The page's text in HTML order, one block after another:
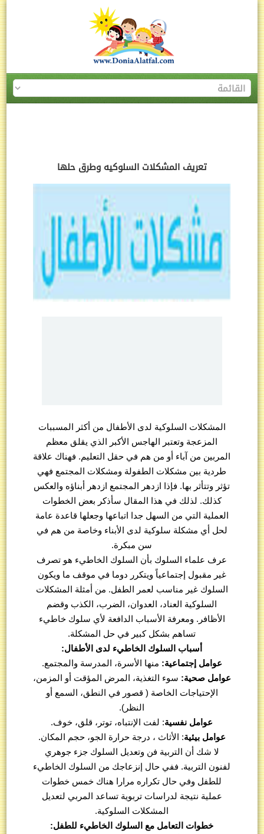
تعريف المشكلات السلوكيه وطرق حلها
المشكلات السلوكية لدى الأطفال من أكثر المسببات
المزعجة وتعتبر الهاجس الأكبر الذي يقلق معظم
المربين من آباء أو من هم في حقل التعليم. فهناك علاقة
طردية بين مشكلات الطفولة ومشكلات المجتمع فهي
تؤثر وتتأثر بها. فإذا ازدهر المجتمع ازدهر أبناؤه والعكس
كذلك. لذلك في هذا المقال سأذكر بعض الخطوات
العملية التي من السهل جدا اتباعها وجعلها قاعدة عامة
لحل أي مشكلة سلوكية لدى الأبناء وخاصة من هم في
سن مبكرة.
عرف علماء السلوك بأن السلوك الخاطيء هو تصرف
غير مقبول إجتماعياً ويتكرر دوما في موقف ما ويكون
السلوك غير مناسب لعمر الطفل. من أمثلة المشكلات
السلوكية العناد، العدوان، الضرب، الكذب وقضم
الأظافر. ومعرفة الأسباب الدافعة لأي سلوك خاطيء
تساهم بشكل كبير في حل المشكلة.
أسباب السلوك الخاطيء لدى الأطفال:
عوامل إجتماعية: منها الأسرة، المدرسة والمجتمع.
عوامل صحية: سوء التغذية، المرض المؤقت أو المزمن،
الإحتياجات الخاصة ( قصور في النطق، السمع أو
النظر).
عوامل نفسية: لفت الإنتباه، توتر، قلق، خوف.
عوامل بيئية: الأثاث ، درجة حرارة الجو، حجم المكان.
لا شك أن التربية فن وتعديل السلوك جزء جوهري
لفنون التربية. ففي حال إنزعاجك من السلوك الخاطيء
للطفل وفي حال تكراره مرارا هناك خمس خطوات
عملية نتيجة لدراسات تربوية تساعد المربي لتعديل
المشكلات السلوكية.
خطوات التعامل مع السلوك الخاطيء للطفل: